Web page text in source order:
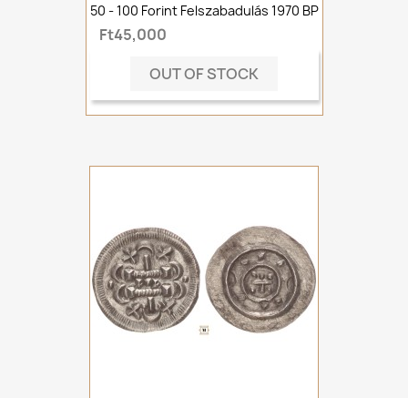
50 - 100 Forint Felszabadulás 1970 BP
Ft45,000
OUT OF STOCK